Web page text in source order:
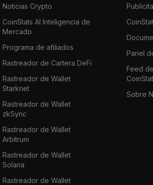
Noticias Crypto
CoinStats AI Inteligencia de
Mercado
Programa de afiliados
Rastreador de Cartera DeFi
Rastreador de Wallet
Starknet
Rastreador de Wallet
zkSync
Rastreador de Wallet
Arbitrum
Rastreador de Wallet
Solana
Rastreador de Wallet
Panel
Feed
Sobre